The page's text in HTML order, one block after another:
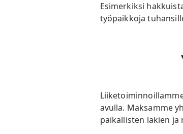
Esimerkiksi
työpaikkoja
avulla. Maksamme
paikallisten lakien ja